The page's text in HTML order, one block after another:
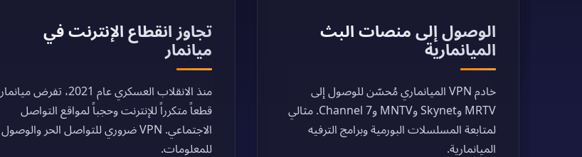
الوصول إلى منصات البث
الميانمارية
خادم VPN الميانماري مُحسّن للوصول إلى
MRTV وSkynet وMNTV وChannel 7. مثالي
لمتابعة المسلسلات البورمية وبرامج الترفيه
الميانمارية.
تجاوز انقطاع الإنترنت في
ميانمار
منذ الانقلاب العسكري عام 2021، تفرض ميانمار
قطعاً متكرراً للإنترنت وحجباً لمواقع التواصل
الاجتماعي. VPN ضروري للتواصل الحر والوصول
للمعلومات.